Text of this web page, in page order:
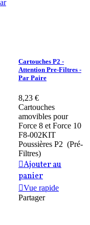
Cartouches P2 -
Attention Pre-Filtres -
Par Paire
8,23 €
Cartouches
amovibles pour
Force 8 et Force 10
F8-002KIT
Poussières P2 (Pré-
Filtres)
Ajouter au
panier
Vue rapide
Partager